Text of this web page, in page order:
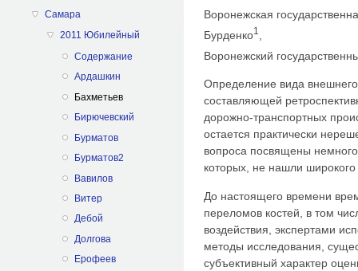
Самара
2011 Юбилейный
Содержание
Ардашкин
Бахметьев
Бирючевский
Бурматов
Бурматов2
Вавилов
Витер
Дебой
Долгова
Ерофеев
Воронежская
Бурденко1
Воронежский
Определение вида
составляющей
дорожно-транспортных
остается практически
вопроса посвящены
которых, не нашли
До настоящего времени
переломов костей, в том
воздействия, экспертами
методы исследования,
субъективный характер